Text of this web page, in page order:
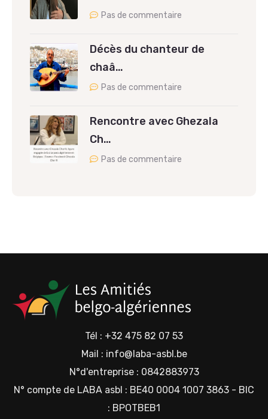
Pas de commentaire
Décès du chanteur de
chaâ…
Pas de commentaire
Rencontre avec Ghezala
Ch…
Pas de commentaire
Tél : +32 475 82 07 53
Mail : info@laba-asbl.be
N°d'entreprise : 0842883973
N° compte de LABA asbl : BE40 0004 1007 3863 - BIC
: BPOTBEB1